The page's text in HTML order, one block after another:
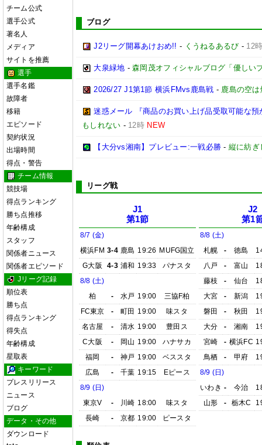
チーム公式
選手公式
著名人
メディア
サイトを推薦
選手
選手名鑑
故障者
移籍
エピソード
契約状況
出場時間
得点・警告
チーム情報
競技場
得点ランキング
勝ち点推移
年齢構成
スタッフ
関係者ニュース
関係者エピソード
Jリーグ記録
順位表
勝ち点
得点ランキング
得失点
年齢構成
星取表
キーワード
プレスリリース
ニュース
ブログ
データ・その他
ダウンロード
ブログ
J2リーグ開幕あけおめ!! - くうねるあるび - 12
大泉緑地 -森岡茂オフィシャルブログ「優しい
2026/27 J1第1節 横浜FMvs鹿島戦 - 鹿島の空
迷惑メール 『商品のお買い上げ品受取可能な
もしれない - 12時 NEW
【大分vs湘南】プレビュー:一戦必勝 - 縦に紡ぎ
リーグ戦
J1
第1節
8/7 (金)
横浜FM 3-4 鹿島 19:26 MUFG国立
G大阪
4-3 浦和 19:33
パナスタ
8/8 (土)
柏
- 水戸 19:00
三協F柏
FC東京
- 町田 19:00
味スタ
名古屋
- 清水 19:00
豊田ス
C大阪
- 岡山 19:00
ハナサカ
福岡
- 神戸 19:00
ベススタ
広島
- 千葉 19:15
Eピース
8/9 (日)
東京V
- 川崎 18:00
味スタ
長崎
- 京都 19:00 ピースタ
J2
第1
8/8 (土)
札幌
- 徳島
八戸
- 富山
藤枝
- 仙台
大宮
- 新潟
磐田
- 秋田
大分
- 湘南
宮崎
- 横浜FC
鳥栖
- 甲府
8/9 (日)
いわき - 今治
山形
- 栃木C